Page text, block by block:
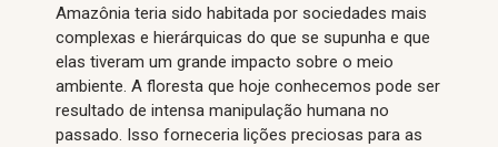
Amazônia teria sido habitada por sociedades mais
complexas e hierárquicas do que se supunha e que
elas tiveram um grande impacto sobre o meio
ambiente. A floresta que hoje conhecemos pode ser
resultado de intensa manipulação humana no
passado. Isso forneceria lições preciosas para as